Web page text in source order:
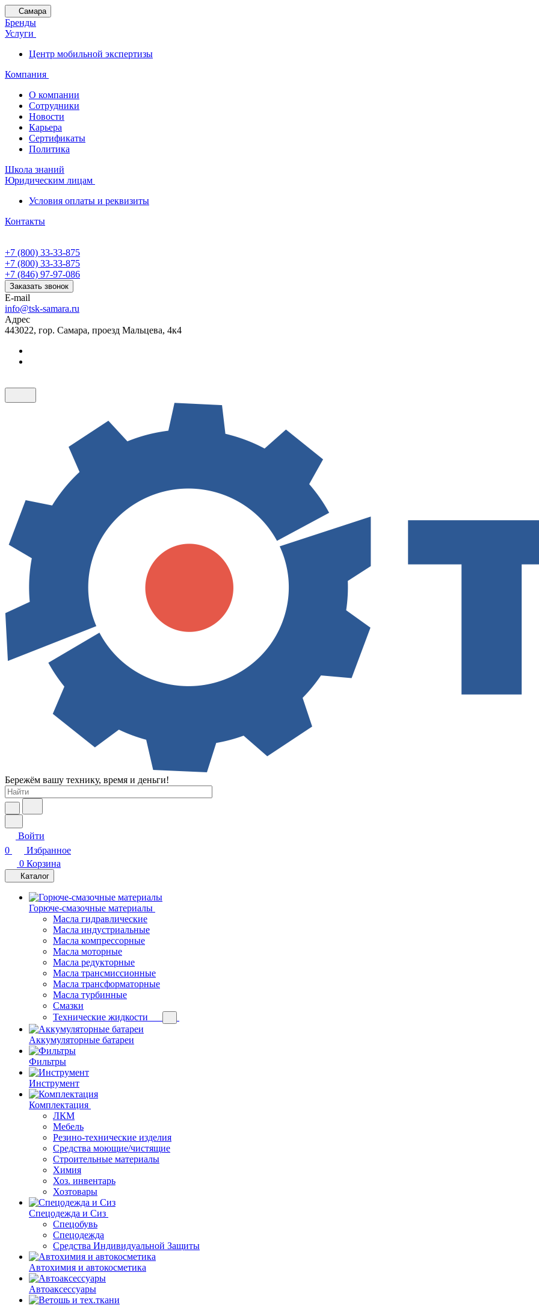
Самара
Бренды
Услуги
Центр мобильной экспертизы
Компания
О компании
Сотрудники
Новости
Карьера
Сертификаты
Политика
Школа знаний
Юридическим лицам
Условия оплаты и реквизиты
Контакты
+7 (800) 33-33-875
+7 (800) 33-33-875
+7 (846) 97-97-086
Заказать звонок
E-mail
info@tsk-samara.ru
Адрес
443022, гор. Самара, проезд Мальцева, 4к4
Бережём вашу технику, время и деньги!
Войти
0
Избранное
0 Корзина
Каталог
Горюче-смазочные материалы
Масла гидравлические
Масла индустриальные
Масла компрессорные
Масла моторные
Масла редукторные
Масла трансмиссионные
Масла трансформаторные
Масла турбинные
Смазки
Технические жидкости
Аккумуляторные батареи
Фильтры
Инструмент
Комплектация
ЛКМ
Мебель
Резино-технические изделия
Средства моющие/чистящие
Строительные материалы
Химия
Хоз. инвентарь
Хозтовары
Спецодежда и Сиз
Спецобувь
Спецодежда
Средства Индивидуальной Защиты
Автохимия и автокосметика
Автоаксессуары